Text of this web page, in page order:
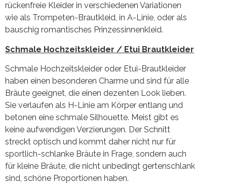
rückenfreie Kleider in verschiedenen Variationen
wie als Trompeten-Brautkleid, in A-Linie, oder als
bauschig romantisches Prinzessinnenkleid.
Schmale Hochzeitskleider / Etui Brautkleider
Schmale Hochzeitskleider oder Etui-Brautkleider
haben einen besonderen Charme und sind für alle
Bräute geeignet, die einen dezenten Look lieben.
Sie verlaufen als H-Linie am Körper entlang und
betonen eine schmale Silhouette. Meist gibt es
keine aufwendigen Verzierungen. Der Schnitt
streckt optisch und kommt daher nicht nur für
sportlich-schlanke Bräute in Frage, sondern auch
für kleine Bräute, die nicht unbedingt gertenschlank
sind, schöne Proportionen haben.